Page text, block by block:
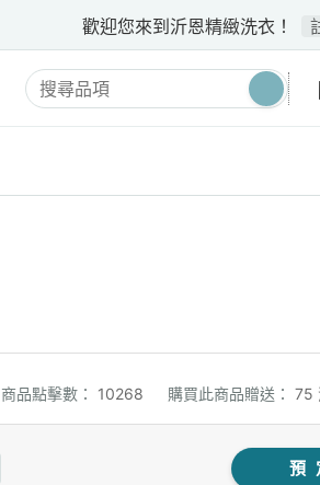
歡迎您來到沂恩精緻洗衣！
商品點擊數： 10268 購買此商品贈送： 75
預